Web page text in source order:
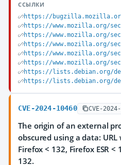
ССЫЛКИ
https://bugzilla.mozilla.org/
https://www.mozilla.org/
https://www.mozilla.org/
https://www.mozilla.org/
https://www.mozilla.org/
https://www.mozilla.org/
https://lists.debian.org/
https://lists.debian.org/
CVE-2024-10460 CVE-
The origin of an external
obscured using a data:
Firefox < 132, Firefox ESR
132.